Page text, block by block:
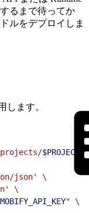
るまで待ってか
ルをデプロイしま
します。
$PROJECT
/
json'
\
\
" \